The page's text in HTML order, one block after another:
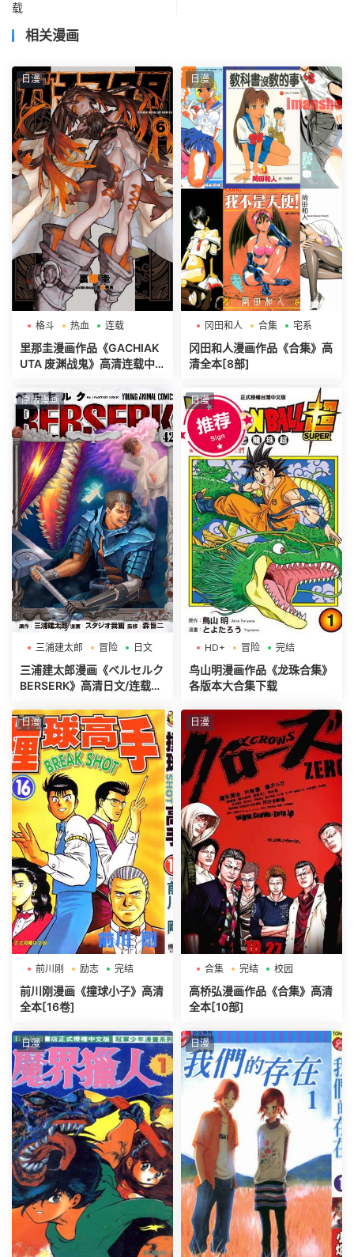
载
相关漫画
日漫
格斗 热血 连载
里那圭漫画作品《GACHIAK
UTA 废渊战鬼》高清连载中[1
日漫
冈田和人 合集 宅系
冈田和人漫画作品《合集》高
清全本[8部]
原版漫画
三浦建太郎 冒险 日文
三浦建太郎漫画《ベルセルク
BERSERK》高清日文/连载中
日漫
HD+ 冒险 完结
鸟山明漫画作品《龙珠合集》
各版本大合集下载
日漫
前川刚 励志 完结
前川刚漫画《撞球小子》高清
全本[16卷]
日漫
合集 完结 校园
高桥弘漫画作品《合集》高清
全本[10部]
日漫 日漫